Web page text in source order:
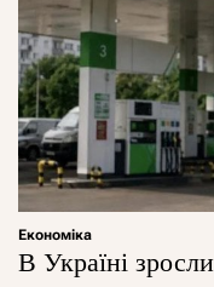
Економіка
В Україні